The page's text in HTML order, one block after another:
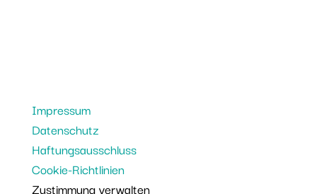
Impressum
Datenschutz
Haftungsausschluss
Cookie-Richtlinien
Zustimmung verwalten